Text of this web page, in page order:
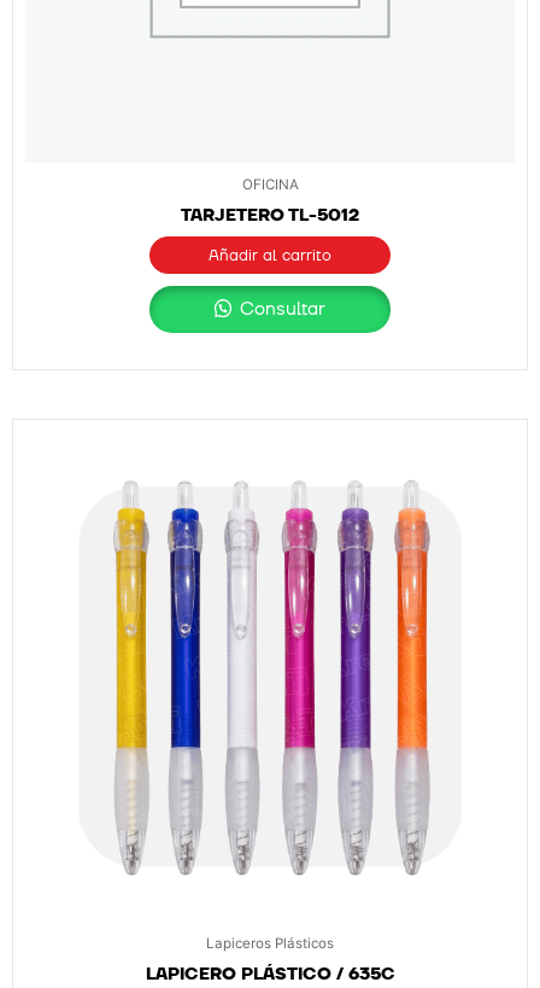
OFICINA
TARJETERO TL-5012
Añadir al carrito
Consultar
Lapiceros Plásticos
LAPICERO PLÁSTICO / 635C